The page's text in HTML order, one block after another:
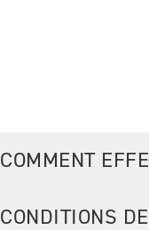
COMMENT
CONDITIONS